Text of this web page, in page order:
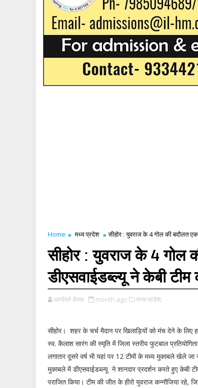
Home मध्य प्रदेश सीहोर : युवराज के 4 गोल की बदौलत
सीहोर : युवराज के 4 गोल
डीएसवाईडब्ल्यू ने केबी
आर्यावर्त डेस्क month ago मध्य प्रदेश,
सीहोर। शहर के चर्च मैदान पर खिलाड़ियों को मंच देने के लिए
स्व. कैलाश सारंग की स्मृति में जिला स्तरीय फुटबाल
लगातार दूसरे वर्ष भी यहां पर 12 टीमों के मध्य मुकाबले खेले
मुकाबले में डीएसवाईडब्ल्यू ने शानदार प्रदर्शन करते हुए केबी
पराजित किया। टीम की जीत के हीरो युवराज कन्नौजिया रहे,